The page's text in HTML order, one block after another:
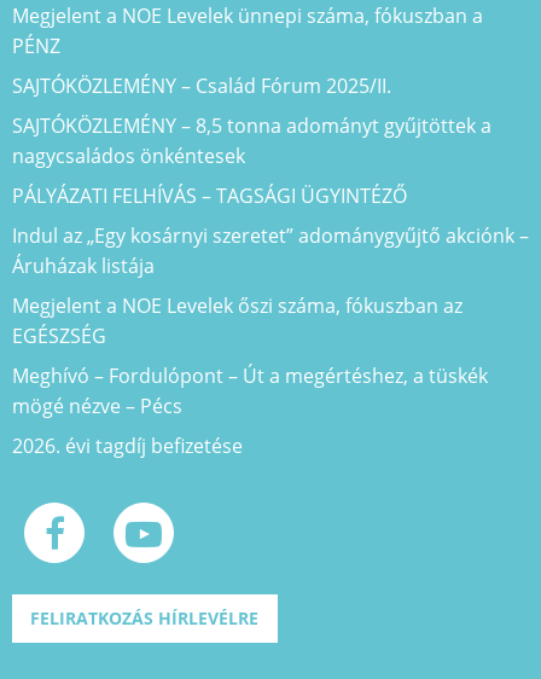
Megjelent a NOE Levelek ünnepi száma, fókuszban a
PÉNZ
SAJTÓKÖZLEMÉNY – Család Fórum 2025/II.
SAJTÓKÖZLEMÉNY – 8,5 tonna adományt gyűjtöttek a
nagycsaládos önkéntesek
PÁLYÁZATI FELHÍVÁS – TAGSÁGI ÜGYINTÉZŐ
Indul az „Egy kosárnyi szeretet” adománygyűjtő akciónk –
Áruházak listája
Megjelent a NOE Levelek őszi száma, fókuszban az
EGÉSZSÉG
Meghívó – Fordulópont – Út a megértéshez, a tüskék
mögé nézve – Pécs
2026. évi tagdíj befizetése
FELIRATKOZÁS HÍRLEVÉLRE